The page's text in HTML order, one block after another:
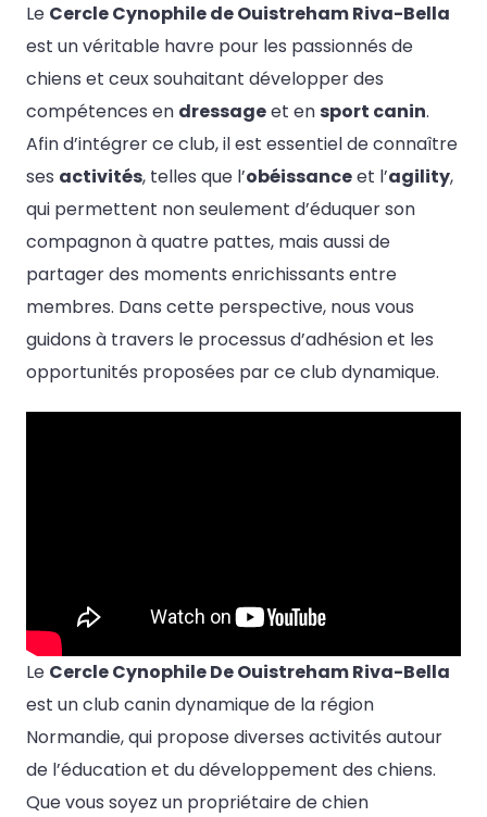
Le Cercle Cynophile de Ouistreham Riva-Bella
est un véritable havre pour les passionnés de
chiens et ceux souhaitant développer des
compétences en dressageet en sport canin.
Afin d’intégrer ce club, il est essentiel de connaître
ses activités, telles que l’obéissanceet l’agility,
qui permettent non seulement d’éduquer son
compagnon à quatre pattes, mais aussi de
partager des moments enrichissants entre
membres. Dans cette perspective, nous vous
guidons à travers le processus d’adhésion et les
opportunités proposées par ce club dynamique.
Le Cercle Cynophile De Ouistreham Riva-Bella
est un club canin dynamique de la région
Normandie, qui propose diverses activités autour
de l’éducation et du développement des chiens.
Que vous soyez un propriétaire de chien